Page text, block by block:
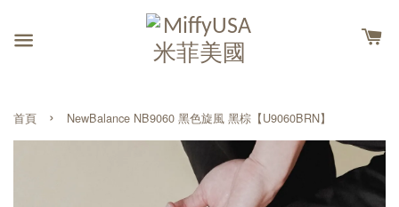
首頁 › NewBalance NB9060 黑色旋風 黑棕【U9060BRN】